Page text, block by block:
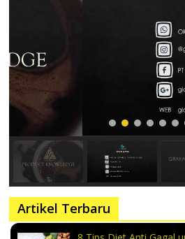
Artikel Terbaru